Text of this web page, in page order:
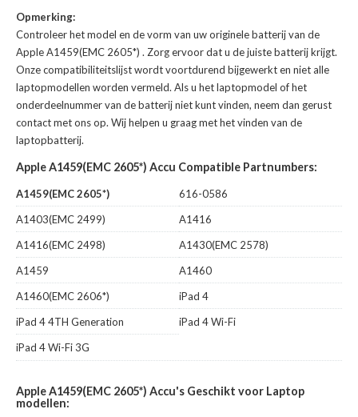
Opmerking:
Controleer het model en de vorm van uw originele batterij van de
Apple A1459(EMC 2605*) . Zorg ervoor dat u de juiste batterij krijgt.
Onze compatibiliteitslijst wordt voortdurend bijgewerkt en niet alle
laptopmodellen worden vermeld. Als u het laptopmodel of het
onderdeelnummer van de batterij niet kunt vinden, neem dan gerust
contact met ons op. Wij helpen u graag met het vinden van de
laptopbatterij.
Apple A1459(EMC 2605*) Accu Compatible Partnumbers:
A1459(EMC 2605*)
616-0586
A1403(EMC 2499)
A1416
A1416(EMC 2498)
A1430(EMC 2578)
A1459
A1460
A1460(EMC 2606*)
iPad 4
iPad 4 4TH Generation
iPad 4 Wi-Fi
iPad 4 Wi-Fi 3G
Apple A1459(EMC 2605*) Accu's Geschikt voor Laptop
modellen: